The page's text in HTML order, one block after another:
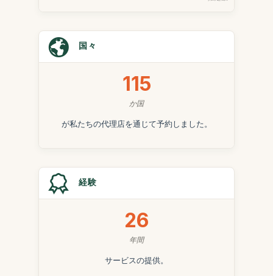
国々
115
か国
が私たちの代理店を通じて予約しました。
経験
26
年間
サービスの提供。